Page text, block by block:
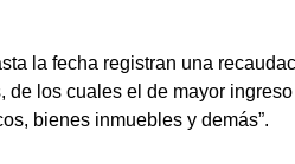
la fecha registran una
los cuales el de mayor
bienes inmuebles y demás”.